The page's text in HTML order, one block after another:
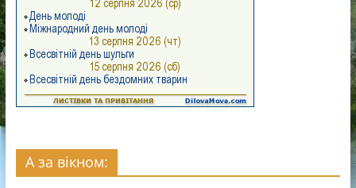
А за вікном: